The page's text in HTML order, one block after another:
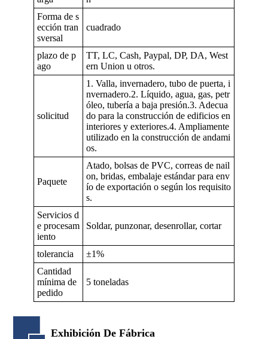
Forma de s
ección tran
sversal
cuadrado
plazo de p
ago
TT, LC, Cash, Paypal, DP, DA, West
ern Union u otros.
solicitud
1. Valla, invernadero, tubo de puerta, i
nvernadero.2. Líquido, agua, gas, petr
óleo, tubería a baja presión.3. Adecua
do para la construcción de edificios en
interiores y exteriores.4. Ampliamente
utilizado en la construcción de andami
os.
Paquete
Atado, bolsas de PVC, correas de nail
on, bridas, embalaje estándar para env
ío de exportación o según los requisito
s.
Servicios d
e procesam
iento
Soldar, punzonar, desenrollar, cortar
tolerancia
±1%
Cantidad
mínima de
pedido
5 toneladas
Exhibición De Fábrica